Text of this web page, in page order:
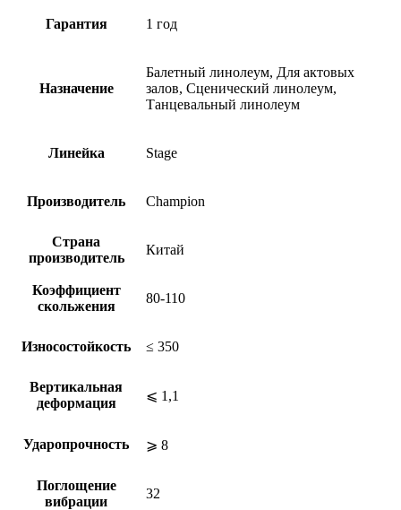
Гарантия 1 год
Назначение
Балетный линолеум, Для актовых
залов, Сценический линолеум,
Танцевальный линолеум
Линейка Stage
Производитель Champion
Страна
производитель
Китай
Коэффициент
скольжения
80-110
Износостойкость ≤ 350
Вертикальная
деформация
⩽ 1,1
Ударопрочность ⩾ 8
Поглощение
вибрации
32